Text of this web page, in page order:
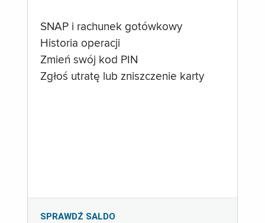
SNAP i rachunek gotówkowy
Historia operacji
Zmień swój kod PIN
Zgłoś utratę lub zniszczenie karty
SPRAWDŹ SALDO